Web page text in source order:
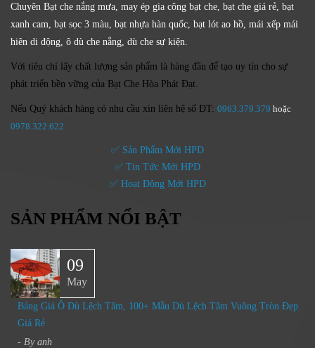
Chuyên Bạt che nắng mưa, may ép gia công bạt che, bạt che giá rẻ, bạt
xanh cam, bạt sọc 3 màu, bạt nhựa hàn quốc, bạt lót ao hồ, mái xếp mái
hiên di động, ô dù che nắng, dù che sự kiện.
Với tiêu chí lấy chất lượng sản phẩm là hàng đầu để tạo uy tín cho sự
phát triển bền vững của Bạt Che Hòa Phát Đạt.
Nếu Quý khách hàng có nhu cầu xin liên hệ số ĐT: 0963.379.379 hoặc
0978.322.622
✅ Sản Phẩm Mới HPD
✅ Tin Tức Mới HPD
✅ Hoạt Động Mới HPD
SẢN PHẨM NỔI BẬT
09
May
Bảng Giá Ô Dù Lệch Tâm, 100+ Mẫu Dù Lệch Tâm Vuông Tròn Đẹp
Giá Rẻ
- By anh